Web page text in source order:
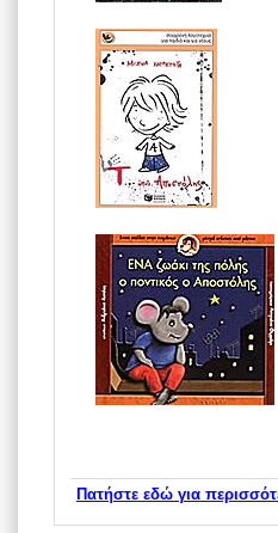
Πατήστε εδώ για